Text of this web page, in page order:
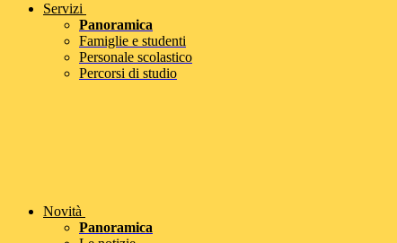
Servizi
Panoramica
Famiglie e studenti
Personale scolastico
Percorsi di studio
Novità
Panoramica